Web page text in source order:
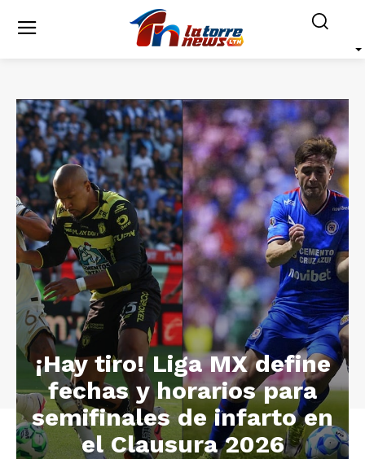
¡Hay tiro! Liga MX define
fechas y horarios para
semifinales de infarto en
el Clausura 2026